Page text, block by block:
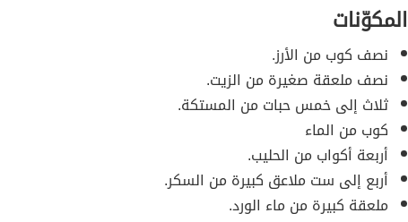
المكوّنات
نصف كوب من الأرز.
نصف ملعقة صغيرة من الزيت.
ثلاث إلى خمس حبات من المستكة.
كوب من الماء
أربعة أكواب من الحليب.
أربع إلى ست ملاعق كبيرة من السكر.
ملعقة كبيرة من ماء الورد.